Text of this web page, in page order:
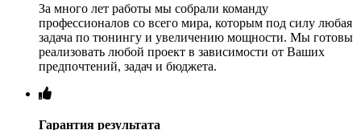
За много лет работы мы собрали команду
профессионалов со всего мира, которым под силу любая
задача по тюнингу и увеличению мощности. Мы готовы
реализовать любой проект в зависимости от Ваших
предпочтений, задач и бюджета.
Гарантия результата